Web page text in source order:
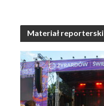
Materiał reporterski